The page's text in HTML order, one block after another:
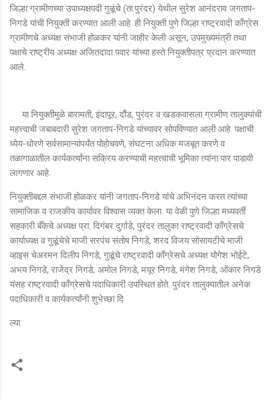
जिल्हा ग्रामीणच्या उपाध्यक्षपदी गुळूंचे (ता.पुरंदर) येथील सुरेश आनंदराव जगताप-
निगडे यांची नियुक्ती करण्यात आली आहे. ही नियुक्ती पुणे जिल्हा राष्ट्रवादी काँग्रेस
ग्रामीणचे अध्यक्ष संभाजी होळकर यांनी जाहीर केली असून, उपमुख्यमंत्री तथा
पक्षाचे राष्ट्रीय अध्यक्ष अजितदादा पवार यांच्या हस्ते नियुक्तीपत्र प्रदान करण्यात
आले.
या नियुक्तीमुळे बारामती, इंदापूर, दौंड, पुरंदर व खडकवासला ग्रामीण तालुक्यांची
महत्त्वाची जबाबदारी सुरेश जगताप-निगडे यांच्यावर सोपविण्यात आली आहे. पक्षाची
ध्येय-धोरणे सर्वसामान्यांपर्यंत पोहोचवणे, संघटना अधिक मजबूत करणे व
तळागाळातील कार्यकर्त्यांना सक्रिय करण्याची महत्त्वाची भूमिका त्यांना पार पाडावी
लागणार आहे.
नियुक्तीबद्दल संभाजी होळकर यांनी जगताप-निगडे यांचे अभिनंदन करत त्यांच्या
सामाजिक व राजकीय कार्यावर विश्वास व्यक्त केला. या वेळी पुणे जिल्हा मध्यवर्ती
सहकारी बँकेचे अध्यक्ष प्रा. दिगंबर दुर्गाडे, पुरंदर तालुका राष्ट्रवादी काँग्रेसचे
कार्याध्यक्ष व गुळूंचेचे माजी सरपंच संतोष निगडे, शरद विजय सोसायटीचे माजी
व्हाइस चेअरमन दिलीप निगडे, गुळूंचे राष्ट्रवादी काँग्रेसचे अध्यक्ष योगेश भोईटे,
अभय निगडे, राजेंद्र निगडे, अमोल निगडे, मयूर निगडे, मंगेश निगडे, ओंकार निगडे
यंसह राष्ट्रवादी काँग्रेसचे पदाधिकारी उपस्थित होते. पुरंदर तालुक्यातील अनेक
पदाधिकारी व कार्यकर्त्यांनी शुभेच्छा दि
ल्या.